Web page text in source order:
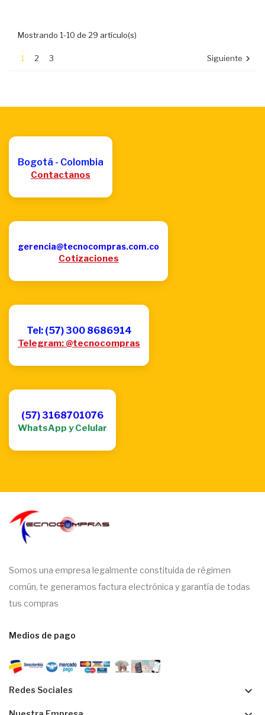
Mostrando 1-10 de 29 artículo(s)
1 2 3 Siguiente 
Bogotá - Colombia
Contactanos
gerencia@tecnocompras.com.co
Cotizaciones
Tel: (57) 300 8686914
Telegram: @tecnocompras
(57) 3168701076
WhatsApp y Celular
Somos una empresa legalmente constituida de régimen
común, te generamos factura electrónica y garantía de todas
tus compras
Medios de pago
Redes Sociales keyboard_arrow_down